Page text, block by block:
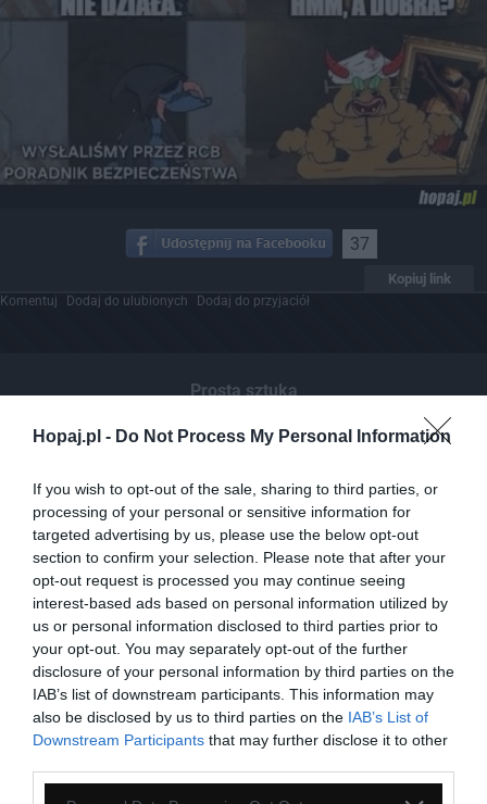
Hopaj.pl - Do Not Process My Personal Information
If you wish to opt-out of the sale, sharing to third parties, or
processing of your personal or sensitive information for
targeted advertising by us, please use the below opt-out
section to confirm your selection. Please note that after your
opt-out request is processed you may continue seeing
interest-based ads based on personal information utilized by
us or personal information disclosed to third parties prior to
your opt-out. You may separately opt-out of the further
disclosure of your personal information by third parties on the
IAB’s list of downstream participants. This information may
also be disclosed by us to third parties on the IAB’s List of
Downstream Participants that may further disclose it to other
37
Kopiuj link
Komentuj Dodaj do ulubionych Dodaj do przyjaciół
Prosta sztuka